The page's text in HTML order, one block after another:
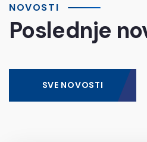
NOVOSTI
Poslednje
SVE NOVOSTI